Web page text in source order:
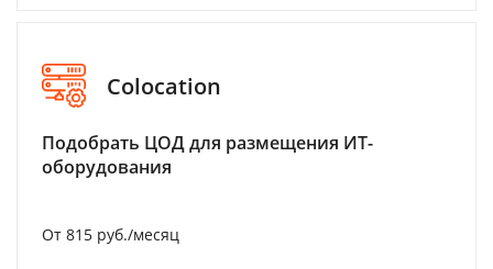
Colocation
Подобрать ЦОД для размещения ИТ-
оборудования
От 815 руб./месяц